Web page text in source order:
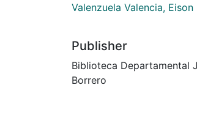
Valenzuela Valencia, Eison
Publisher
Biblioteca Departamental
Borrero